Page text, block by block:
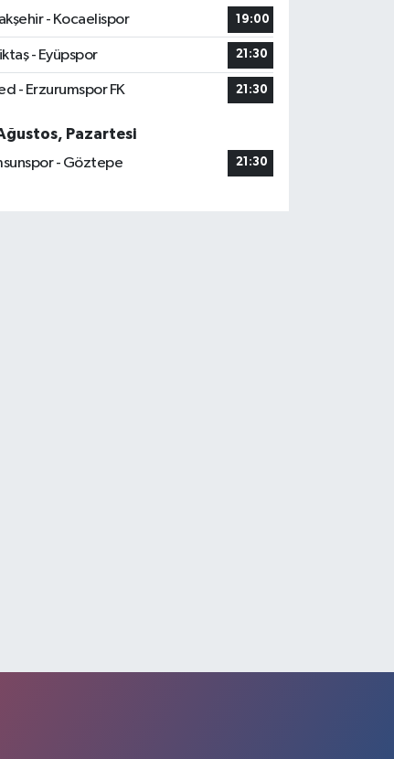
- Kocaelispor
19:00
- Eyüpspor 21:30
- Erzurumspor FK 21:30
Pazartesi
- Göztepe
21:30